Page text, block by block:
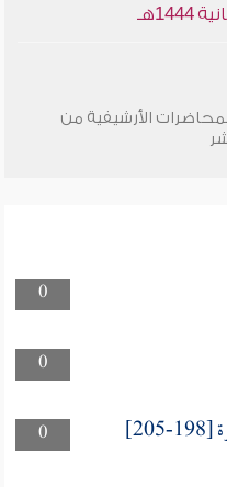
الأرشيفية من
0
0
0